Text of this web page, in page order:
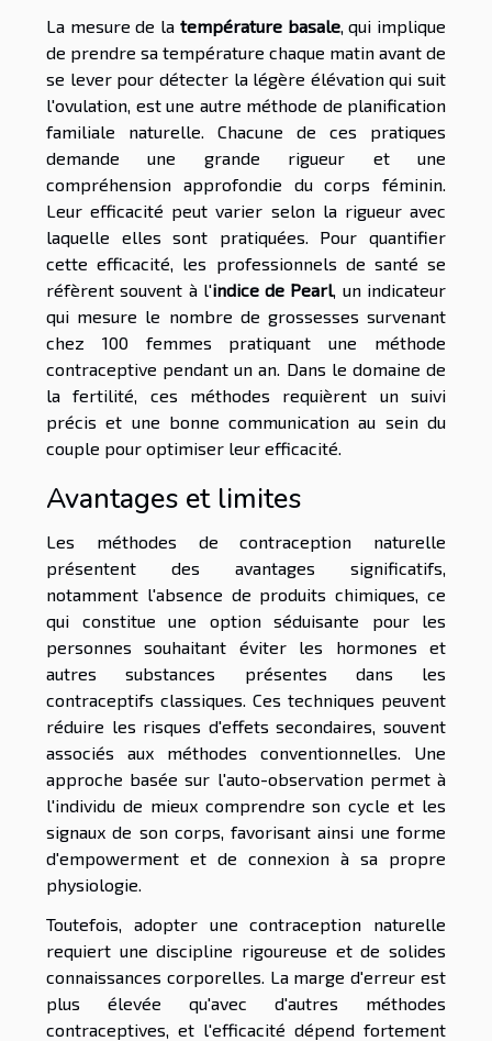
La mesure de la température basale, qui implique
de prendre sa température chaque matin avant de
se lever pour détecter la légère élévation qui suit
l'ovulation, est une autre méthode de planification
familiale naturelle. Chacune de ces pratiques
demande une grande rigueur et une
compréhension approfondie du corps féminin.
Leur efficacité peut varier selon la rigueur avec
laquelle elles sont pratiquées. Pour quantifier
cette efficacité, les professionnels de santé se
réfèrent souvent à l'indice de Pearl, un indicateur
qui mesure le nombre de grossesses survenant
chez 100 femmes pratiquant une méthode
contraceptive pendant un an. Dans le domaine de
la fertilité, ces méthodes requièrent un suivi
précis et une bonne communication au sein du
couple pour optimiser leur efficacité.
Avantages et limites
Les méthodes de contraception naturelle
présentent des avantages significatifs,
notamment l'absence de produits chimiques, ce
qui constitue une option séduisante pour les
personnes souhaitant éviter les hormones et
autres substances présentes dans les
contraceptifs classiques. Ces techniques peuvent
réduire les risques d'effets secondaires, souvent
associés aux méthodes conventionnelles. Une
approche basée sur l'auto-observation permet à
l'individu de mieux comprendre son cycle et les
signaux de son corps, favorisant ainsi une forme
d'empowerment et de connexion à sa propre
physiologie.
Toutefois, adopter une contraception naturelle
requiert une discipline rigoureuse et de solides
connaissances corporelles. La marge d'erreur est
plus élevée qu'avec d'autres méthodes
contraceptives, et l'efficacité dépend fortement